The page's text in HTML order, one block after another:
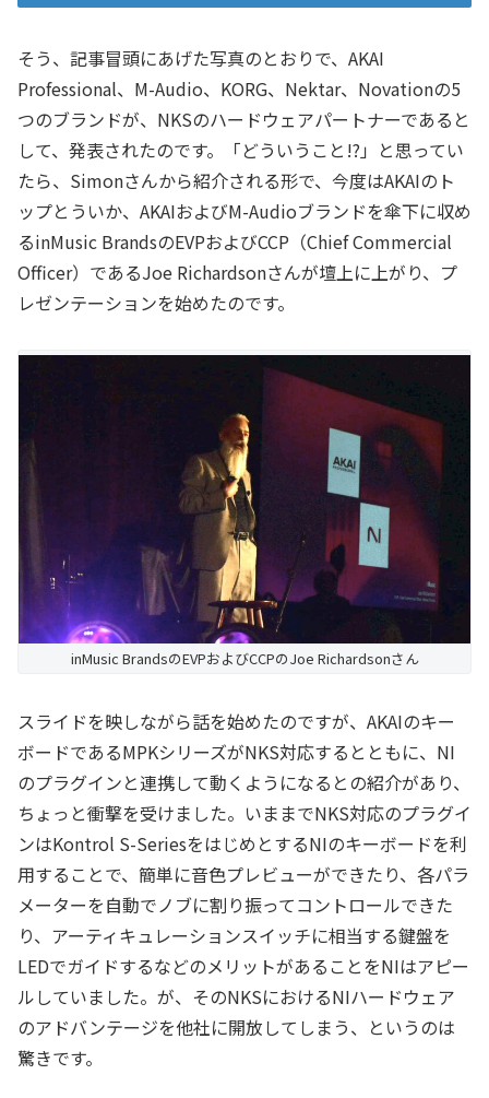
そう、記事冒頭にあげた写真のとおりで、AKAI
Professional、M-Audio、KORG、Nektar、Novationの5
つのブランドが、NKSのハードウェアパートナーであると
して、発表されたのです。「どういうこと!?」と思ってい
たら、Simonさんから紹介される形で、今度はAKAIのト
ップとういか、AKAIおよびM-Audioブランドを傘下に収め
るinMusic BrandsのEVPおよびCCP（Chief Commercial
Officer）であるJoe Richardsonさんが壇上に上がり、プ
レゼンテーションを始めたのです。
inMusic BrandsのEVPおよびCCPのJoe Richardsonさん
スライドを映しながら話を始めたのですが、AKAIのキー
ボードであるMPKシリーズがNKS対応するとともに、NI
のプラグインと連携して動くようになるとの紹介があり、
ちょっと衝撃を受けました。いままでNKS対応のプラグイ
ンはKontrol S-SeriesをはじめとするNIのキーボードを利
用することで、簡単に音色プレビューができたり、各パラ
メーターを自動でノブに割り振ってコントロールできた
り、アーティキュレーションスイッチに相当する鍵盤を
LEDでガイドするなどのメリットがあることをNIはアピー
ルしていました。が、そのNKSにおけるNIハードウェア
のアドバンテージを他社に開放してしまう、というのは
驚きです。